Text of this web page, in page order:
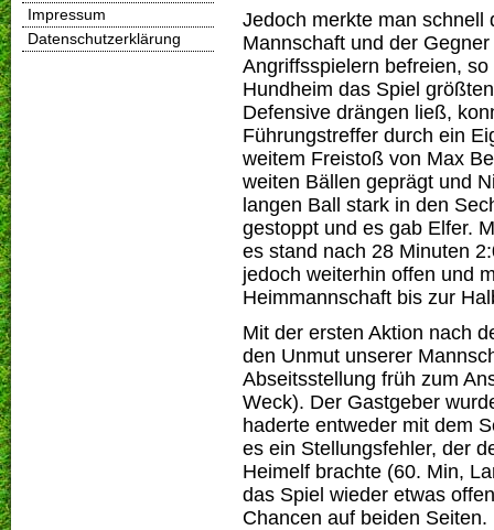
Impressum
Datenschutzerklärung
Jedoch merkte man schnell
Mannschaft und der
Angriffsspielern befreien,
Hundheim das Spiel
Defensive drängen ließ,
Führungstreffer durch ein
weitem Freistoß von Max
weiten Bällen geprägt und
langen Ball stark in den
gestoppt und es gab Elfer.
es stand nach 28 Minuten
jedoch weiterhin offen und
Heimmannschaft bis zur
Mit der ersten Aktion nach
den Unmut unserer
Abseitsstellung früh zum
Weck). Der Gastgeber
haderte entweder mit dem
es ein Stellungsfehler, der
Heimelf brachte (60. Min,
das Spiel wieder etwas
Chancen auf beiden Seiten.